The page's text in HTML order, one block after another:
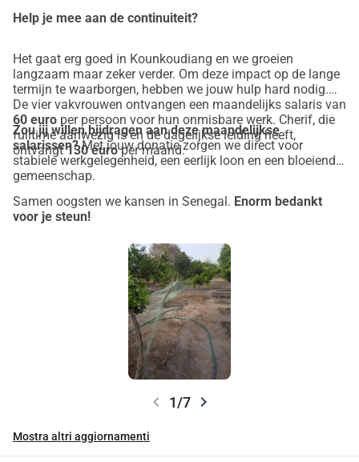
Help je mee aan de continuiteit?
Het gaat erg goed in Kounkoudiang en we groeien
langzaam maar zeker verder. Om deze impact op de lange
termijn te waarborgen, hebben we jouw hulp hard nodig.
De vier vakvrouwen ontvangen een maandelijks salaris van
60 euro per persoon voor hun onmisbare werk. Cherif, die
fulltime aanwezig is en de dagelijkse leiding heeft,
ontvangt130 europer maand.
Zou jij willen bijdragen aan deze maandelijkse
salarissen?Met jouw donatie zorgen we direct voor
stabiele werkgelegenheid, een eerlijk loon en een bloeiende
gemeenschap.
Samen oogsten we kansen in Senegal. Enorm bedankt
voor je steun!
chevron_left 1/7 chevron_right
Mostra altri aggiornamenti